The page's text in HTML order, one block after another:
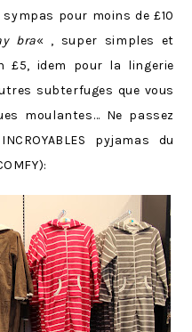
pour moins de £10
bra« , super simples et
£5, idem pour la lingerie
subterfuges que vous
moulantes… Ne passez
pyjamas du